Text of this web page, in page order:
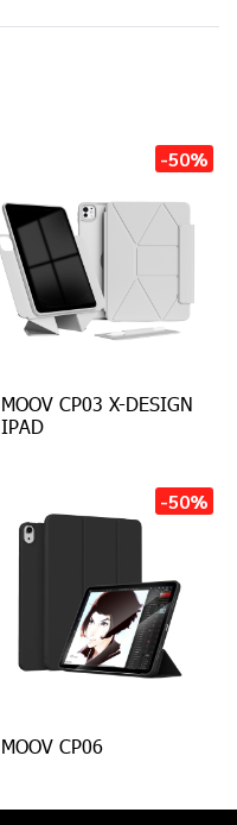
-50%
MOOV CP03 X-DESIGN
IPAD
-50%
MOOV CP06